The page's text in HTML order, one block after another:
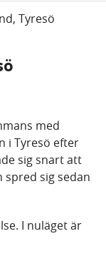
Tyresö
med
i Tyresö efter
sig snart att
spred sig sedan
I nuläget är